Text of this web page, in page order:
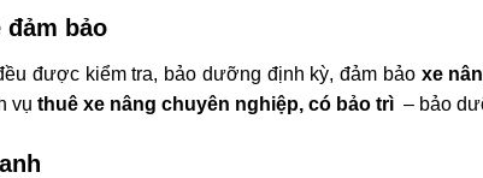
bảo
được kiểm tra, bảo dưỡng định kỳ, đảm bảo xe
vụ thuê xe nâng chuyên nghiệp, có bảo trì – bảo